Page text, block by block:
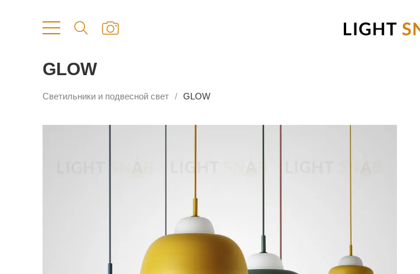
GLOW
Светильники и подвесной свет GLOW